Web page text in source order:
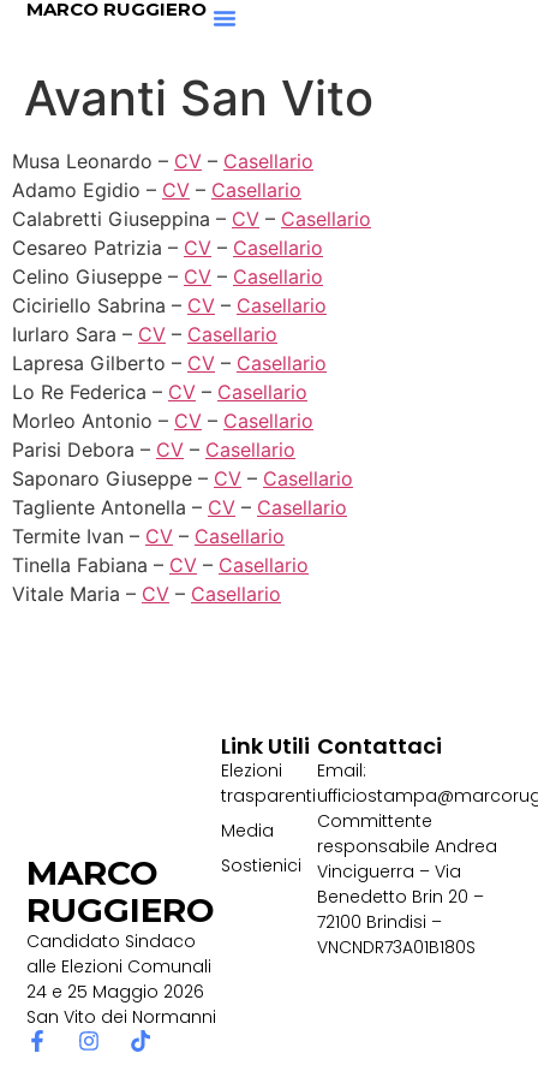
MARCO RUGGIERO
Avanti San Vito
Musa Leonardo – CV – Casellario
Adamo Egidio – CV – Casellario
Calabretti Giuseppina – CV – Casellario
Cesareo Patrizia – CV – Casellario
Celino Giuseppe – CV – Casellario
Ciciriello Sabrina – CV – Casellario
Iurlaro Sara – CV – Casellario
Lapresa Gilberto – CV – Casellario
Lo Re Federica – CV – Casellario
Morleo Antonio – CV – Casellario
Parisi Debora – CV – Casellario
Saponaro Giuseppe – CV – Casellario
Tagliente Antonella – CV – Casellario
Termite Ivan – CV – Casellario
Tinella Fabiana – CV – Casellario
Vitale Maria – CV – Casellario
MARCO
RUGGIERO
Candidato Sindaco
alle Elezioni Comunali
24 e 25 Maggio 2026
San Vito dei Normanni
Link Utili
Elezioni
trasparenti
Media
Sostienici
Contattaci
Email:
Committente
responsabile Andrea
Vinciguerra – Via
Benedetto Brin 20 –
72100 Brindisi –
VNCNDR73A01B180S